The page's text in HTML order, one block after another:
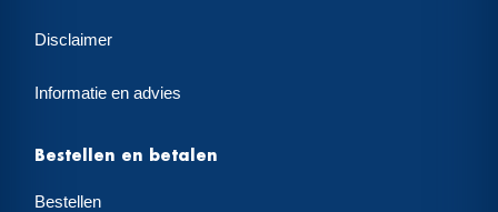
Disclaimer
Informatie en advies
Bestellen en betalen
Bestellen